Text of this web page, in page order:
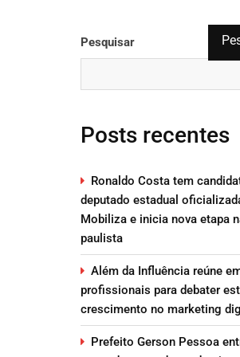
Pesquisar
Posts recentes
Ronaldo Costa tem
deputado estadual
Mobiliza e inicia nova etapa
paulista
Além da Influência reúne
profissionais para debater
crescimento no marketing
Prefeito Gerson Pessoa